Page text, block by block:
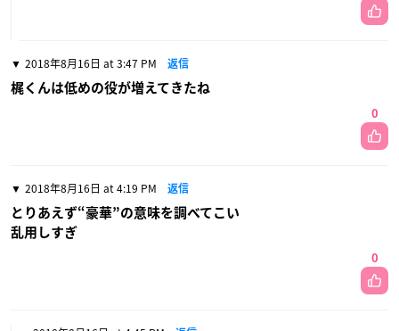
2018年8月16日 at 3:47 PM 返信
梶くんは低めの役が増えてきたね
0
2018年8月16日 at 4:19 PM 返信
とりあえず“豪華”の意味を調べてこい
乱用しすぎ
0